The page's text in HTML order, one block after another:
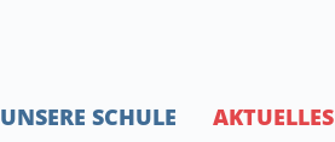
UNSERE SCHULE AKTUELLES